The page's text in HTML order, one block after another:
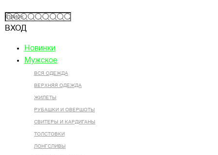
ВХОД
Новинки
Мужское
ВСЯ ОДЕЖДА
ВЕРХНЯЯ ОДЕЖДА
ЖИЛЕТЫ
РУБАШКИ И ОВЕРШОТЫ
СВИТЕРЫ И КАРДИГАНЫ
ТОЛСТОВКИ
ЛОНГСЛИВЫ